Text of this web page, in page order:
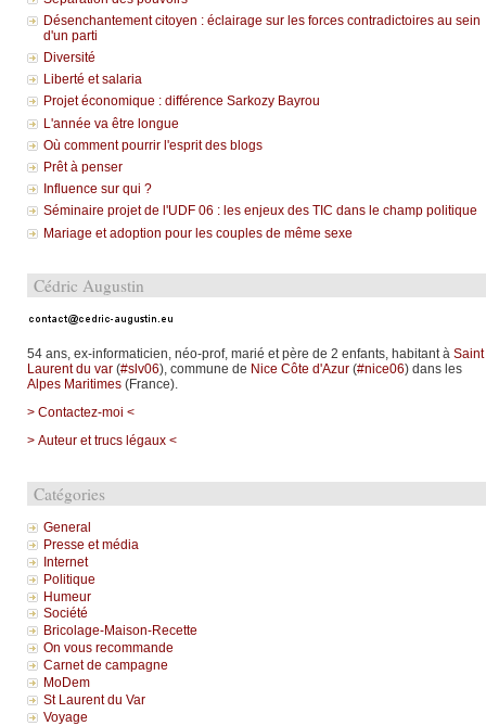
Désenchantement citoyen : éclairage sur les forces contradictoires au sein
d'un parti
Diversité
Liberté et salaria
Projet économique : différence Sarkozy Bayrou
L'année va être longue
Où comment pourrir l'esprit des blogs
Prêt à penser
Influence sur qui ?
Séminaire projet de l'UDF 06 : les enjeux des TIC dans le champ politique
Mariage et adoption pour les couples de même sexe
Cédric Augustin
54 ans, ex-informaticien, néo-prof, marié et père de 2 enfants, habitant à Saint
Laurent du var(#slv06), commune de Nice Côte d'Azur(#nice06) dans les
Alpes Maritimes(France).
> Contactez-moi <
> Auteur et trucs légaux <
Catégories
General
Presse et média
Internet
Politique
Humeur
Société
Bricolage-Maison-Recette
On vous recommande
Carnet de campagne
MoDem
St Laurent du Var
Voyage